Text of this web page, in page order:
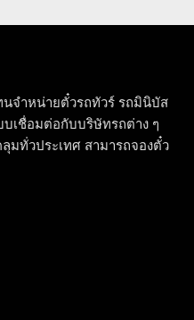
จำหน่ายตั๋วรถทัวร์ รถมินิบัส
เชื่อมต่อกับบริษัทรถต่าง ๆ
มทั่วประเทศ สามารถจองตั๋ว